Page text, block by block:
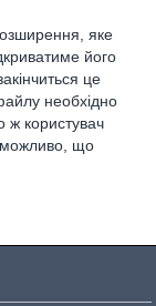
яке
його
це
необхідно
користувач
можливо, що